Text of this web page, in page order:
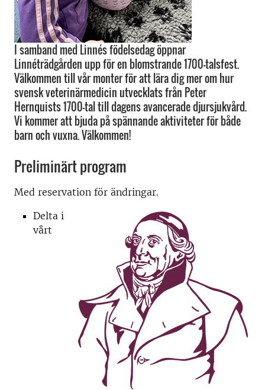
I samband med Linnés födelsedag öppnar
Linnéträdgården upp för en blomstrande 1700-talsfest.
Välkommen till vår monter för att lära dig mer om hur
svensk veterinärmedicin utvecklats från Peter
Hernquists 1700-tal till dagens avancerade djursjukvård.
Vi kommer att bjuda på spännande aktiviteter för både
barn och vuxna. Välkommen!
Preliminärt program
Med reservation för ändringar.
Delta i
vårt